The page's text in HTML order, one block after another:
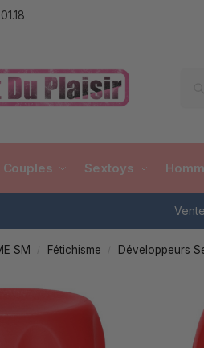
Couples Sextoys
SM Fétichisme Développeurs